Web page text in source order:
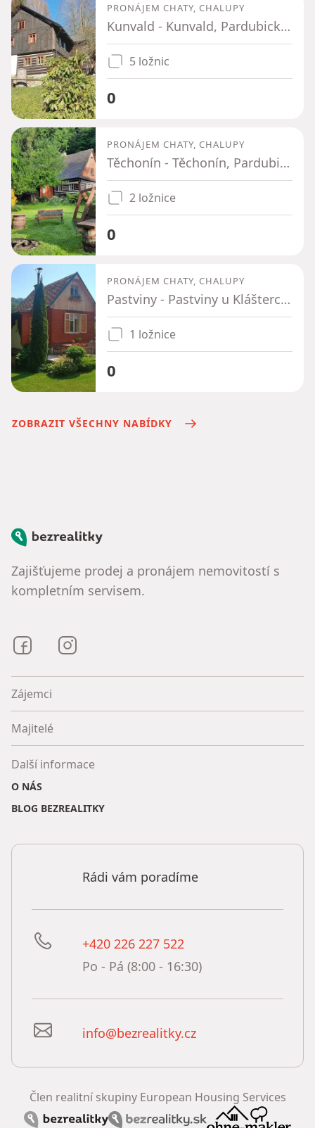
PRONÁJEM CHATY, CHALUPY
Kunvald - Kunvald, Pardubický kraj
5 ložnic
0
PRONÁJEM CHATY, CHALUPY
Těchonín - Těchonín, Pardubický kraj
2 ložnice
0
PRONÁJEM CHATY, CHALUPY
Pastviny - Pastviny u Klášterce nad Orlicí, Pardubický kraj
1 ložnice
0
ZOBRAZIT VŠECHNY NABÍDKY
Bezrealitky
Zajišťujeme prodej a pronájem nemovitostí s
kompletním servisem.
Bezrealitky na Facebooku
Zájemci
Majitelé
Další informace
O NÁS
BLOG BEZREALITKY
Rádi vám poradíme
+420 226 227 522
Po - Pá (8:00 - 16:30)
info@bezrealitky.cz
Člen realitní skupiny European Housing Services